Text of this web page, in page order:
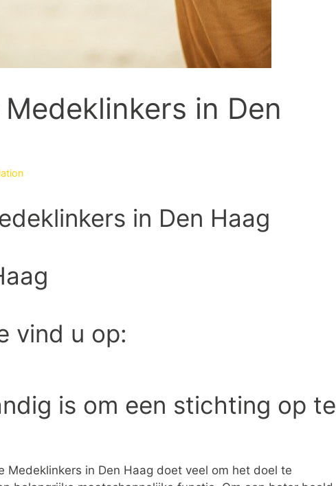
in Den
in Den Haag
vind u op:
is om een stichting op te
Medeklinkers in Den Haag doet veel om het doel te